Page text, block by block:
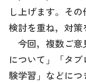
し上げます。そ
検討を重ね，対策
今回，複数ご意
について」「タ
験学習」などに